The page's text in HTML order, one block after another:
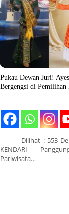
Pukau Dewan Juri!
Bergengsi di
Dilihat : 553
KENDARI –
Pariwisata…